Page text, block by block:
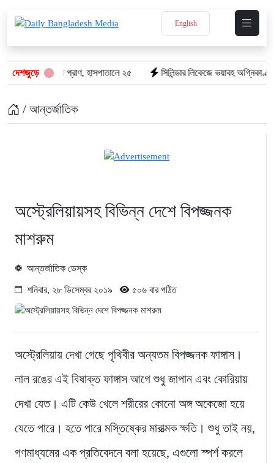
English
দেশজুড়ে
৮টি তাজা প্রাণ, হাসপাতালে ২৫ সিলিন্ডার লিকেজে ভয়াবহ অগ্নিকাণ্ড:
/ আন্তর্জাতিক
অস্ট্রেলিয়ায়সহ বিভিন্ন দেশে বিপজ্জনক
মাশরুম
আন্তর্জাতিক ডেস্ক
শনিবার, ২৮ ডিসেম্বর ২০১৯ ৫০৬ বার পঠিত
অস্ট্রেলিয়ায় দেখা গেছে পৃথিবীর অন্যতম বিপজ্জনক ফাঙ্গাস।
লাল রঙের এই বিষাক্ত ফাঙ্গাস আগে শুধু জাপান এবং কোরিয়ায়
দেখা যেত। এটি কেউ খেলে শরীরের কোনো অঙ্গ অকেজো হয়ে
যেতে পারে। হতে পারে মস্তিষ্কের মারাত্মক ক্ষতি। শুধু তাই নয়,
গণমাধ্যমের এক প্রতিবেদনে বলা হয়েছে, এগুলো স্পর্শ করলে